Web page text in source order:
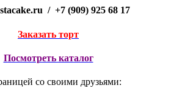
/ +7 (909) 925 68 17
Заказать торт
Посмотреть каталог
со своими друзьями: